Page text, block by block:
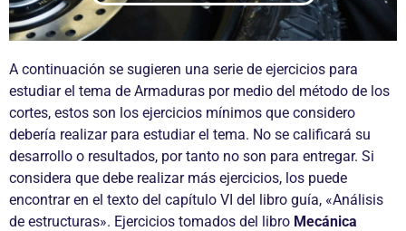
A continuación se sugieren una serie de ejercicios para
estudiar el tema de Armaduras por medio del método de los
cortes, estos son los ejercicios mínimos que considero
debería realizar para estudiar el tema. No se calificará su
desarrollo o resultados, por tanto no son para entregar. Si
considera que debe realizar más ejercicios, los puede
encontrar en el texto del capítulo VI del libro guía, «Análisis
de estructuras». Ejercicios tomados del libro Mecánica